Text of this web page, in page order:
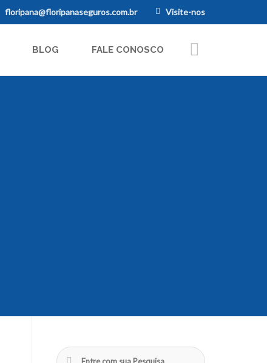
floripana@floripanaseguros.com.br Visite-nos
BLOG FALE CONOSCO